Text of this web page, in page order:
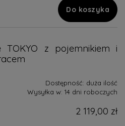
Do koszyka
TOKYO z pojemnikiem i
Dostępność: duża ilość
Wysyłka w: 14 dni roboczych
2 119,00 zł